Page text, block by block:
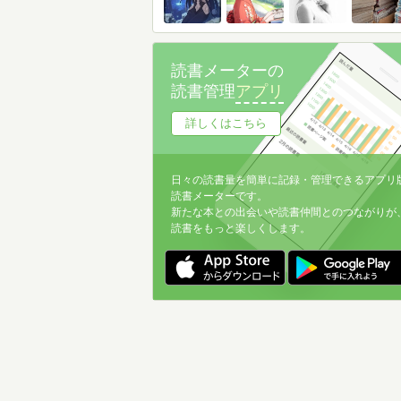
読書メーターの
読書管理アプリ
詳しくはこちら
日々の読書量を簡単に記録・管理できるアプリ
読書メーターです。
新たな本との出会いや読書仲間とのつながりが
読書をもっと楽しくします。